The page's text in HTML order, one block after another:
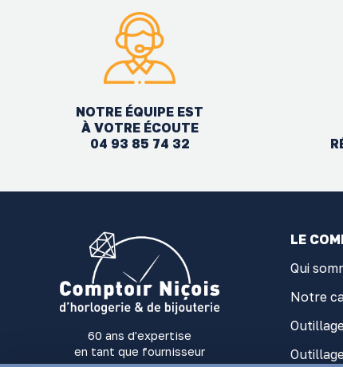
NOTRE ÉQUIPE EST
À VOTRE ÉCOUTE
04 93 85 74 32
60 ans d'expertise
en tant que fournisseur
LE
Qui
Notre